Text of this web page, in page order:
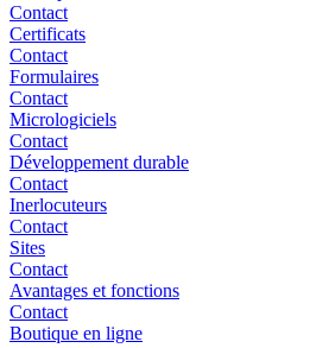
Contact
Certificats
Contact
Formulaires
Contact
Micrologiciels
Contact
Développement durable
Contact
Inerlocuteurs
Contact
Sites
Contact
Avantages et fonctions
Contact
Boutique en ligne